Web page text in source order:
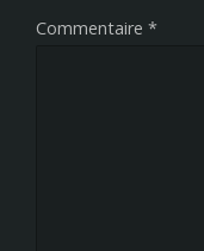
Commentaire *